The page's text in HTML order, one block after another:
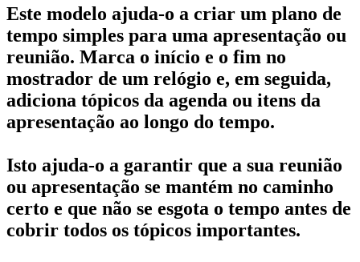
Este modelo ajuda-o a criar um plano de
tempo simples para uma apresentação ou
reunião. Marca o início e o fim no
mostrador de um relógio e, em seguida,
adiciona tópicos da agenda ou itens da
apresentação ao longo do tempo.
Isto ajuda-o a garantir que a sua reunião
ou apresentação se mantém no caminho
certo e que não se esgota o tempo antes de
cobrir todos os tópicos importantes.